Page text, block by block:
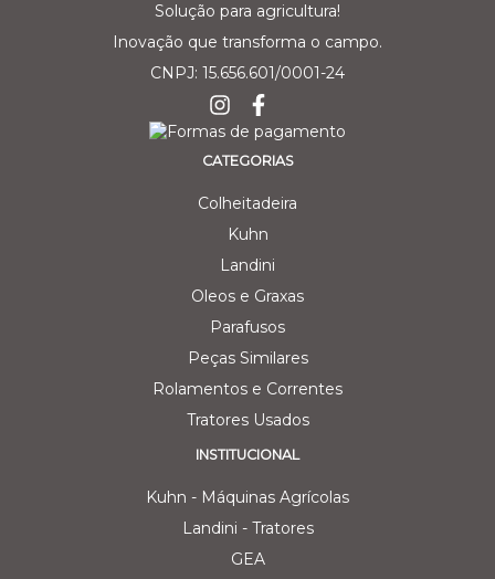
Solução para agricultura!
Inovação que transforma o campo.
CNPJ: 15.656.601/0001-24
CATEGORIAS
Colheitadeira
Kuhn
Landini
Oleos e Graxas
Parafusos
Peças Similares
Rolamentos e Correntes
Tratores Usados
INSTITUCIONAL
Kuhn - Máquinas Agrícolas
Landini - Tratores
GEA